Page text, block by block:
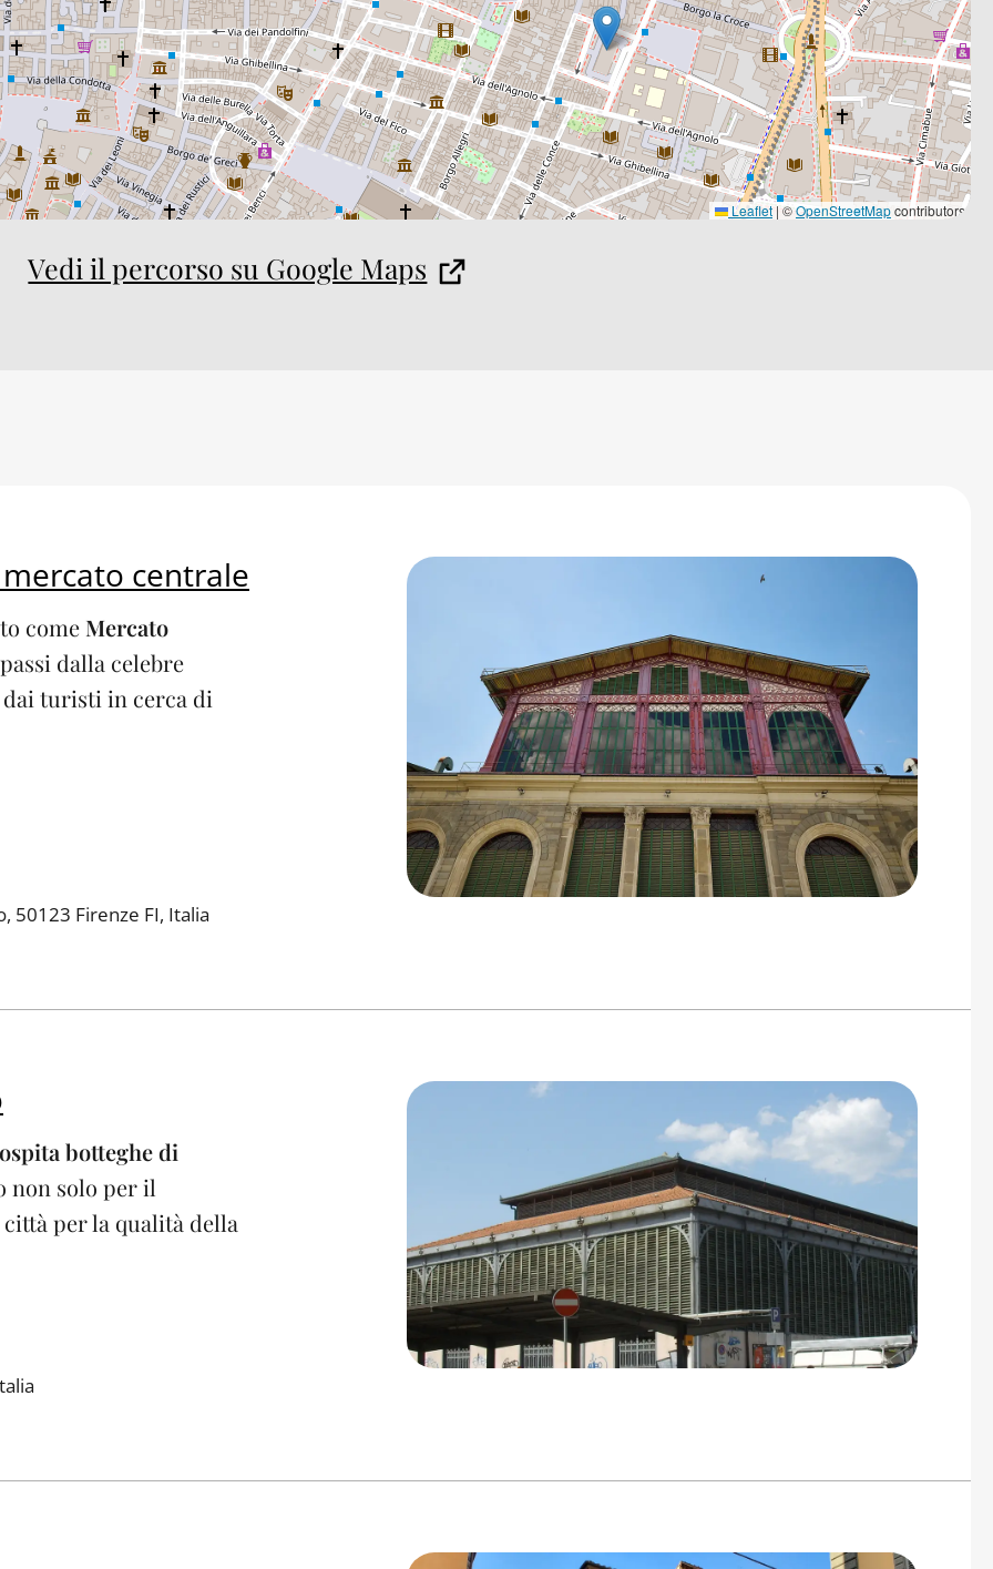
Leaflet |©OpenStreetMapcontributors
Vedi il percorso su Google Maps
centrale
come Mercato
dalla celebre
turisti in cerca di
50123 Firenze FI, Italia
ospita botteghe di
non solo per il
per la qualità della